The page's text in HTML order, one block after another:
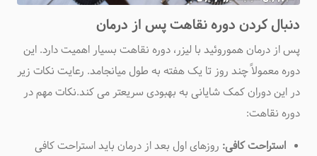
دنبال کردن دوره نقاهت پس از درمان
پس از درمان هموروئید با لیزر، دوره نقاهت بسیار اهمیت دارد. این
دوره معمولاً چند روز تا یک هفته به طول میانجامد. رعایت نکات زیر
در این دوران کمک شایانی به بهبودی سریعتر می کند.نکات مهم در
دوره نقاهت:
استراحت کافی: روزهای اول بعد از درمان باید استراحت کافی